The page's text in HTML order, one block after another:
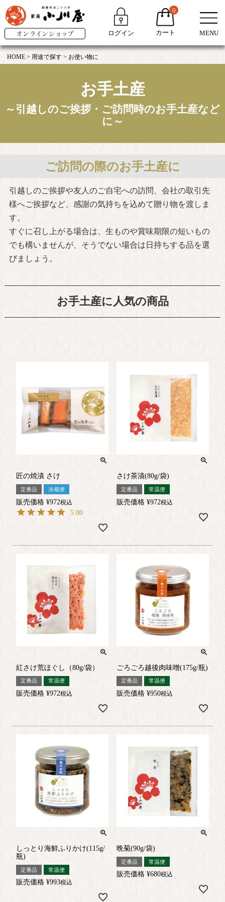
ログイン
0
カート MENU
HOME 用途で探す お使い物に
お手土産
～引越しのご挨拶・ご訪問時のお手土産など
に～
ご訪問の際のお手土産に
引越しのご挨拶や友人のご自宅への訪問、会社の取引先
様へご挨拶など、感謝の気持ちを込めて贈り物を渡しま
す。
すぐに召し上がる場合は、生ものや賞味期限の短いもの
でも構いませんが、そうでない場合は日持ちする品を選
びましょう。
お手土産に人気の商品
匠の焼漬 さけ
定番品 冷蔵便
販売価格 ¥972税込
5.00
さけ茶漬(80g/袋)
定番品 常温便
販売価格 ¥972税込
紅さけ荒ほぐし（80g/袋）
定番品 常温便
販売価格 ¥972税込
ごろごろ越後肉味噌(175g/瓶)
定番品 常温便
販売価格 ¥950税込
しっとり海鮮ふりかけ(115g/
瓶)
定番品 常温便
販売価格 ¥993税込
晩菊(90g/袋)
定番品 常温便
販売価格 ¥680税込